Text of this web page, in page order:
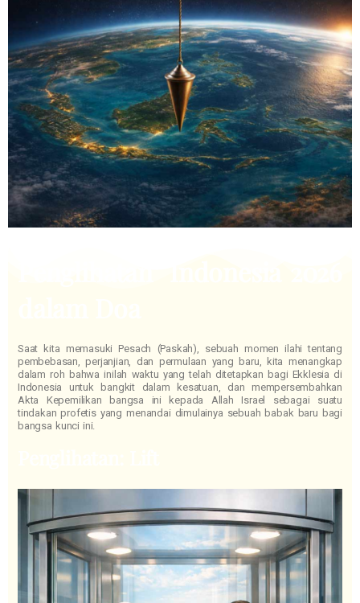
Saat kita memasuki Pesach (Paskah), sebuah momen ilahi tentang
pembebasan, perjanjian, dan permulaan yang baru, kita menangkap
dalam roh bahwa inilah waktu yang telah ditetapkan bagi Ekklesia di
Indonesia untuk bangkit dalam kesatuan, dan mempersembahkan
Akta Kepemilikan bangsa ini kepada Allah Israel sebagai suatu
tindakan profetis yang menandai dimulainya sebuah babak baru bagi
bangsa kunci ini.